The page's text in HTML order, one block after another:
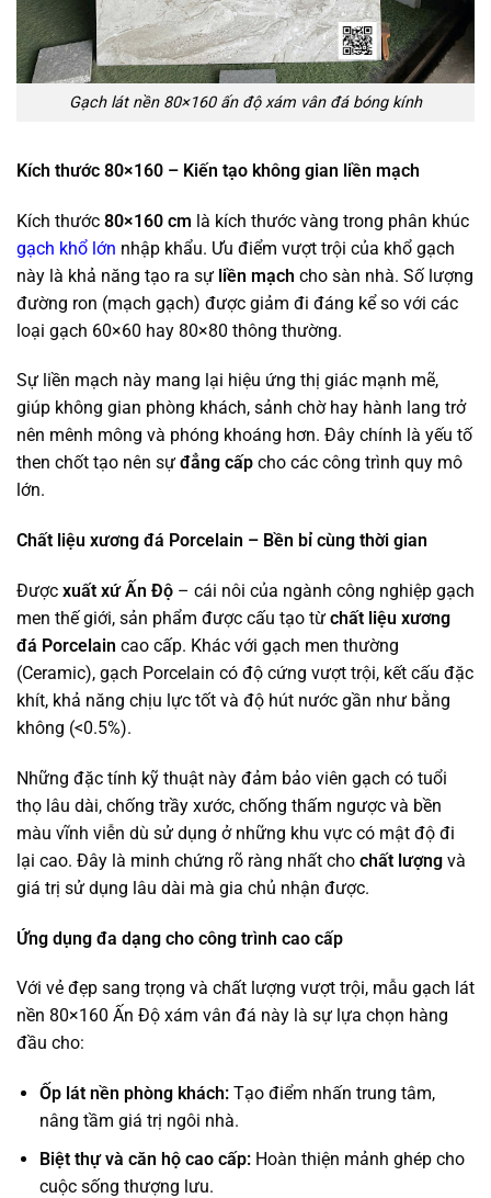
Gạch lát nền 80×160 ấn độ xám vân đá bóng kính
Kích thước 80×160 – Kiến tạo không gian liền mạch
Kích thước 80×160 cm là kích thước vàng trong phân khúc
gạch khổ lớn nhập khẩu. Ưu điểm vượt trội của khổ gạch
này là khả năng tạo ra sự liền mạch cho sàn nhà. Số lượng
đường ron (mạch gạch) được giảm đi đáng kể so với các
loại gạch 60×60 hay 80×80 thông thường.
Sự liền mạch này mang lại hiệu ứng thị giác mạnh mẽ,
giúp không gian phòng khách, sảnh chờ hay hành lang trở
nên mênh mông và phóng khoáng hơn. Đây chính là yếu tố
then chốt tạo nên sự đẳng cấp cho các công trình quy mô
lớn.
Chất liệu xương đá Porcelain – Bền bỉ cùng thời gian
Được xuất xứ Ấn Độ – cái nôi của ngành công nghiệp gạch
men thế giới, sản phẩm được cấu tạo từ chất liệu xương
đá Porcelain cao cấp. Khác với gạch men thường
(Ceramic), gạch Porcelain có độ cứng vượt trội, kết cấu đặc
khít, khả năng chịu lực tốt và độ hút nước gần như bằng
không (<0.5%).
Những đặc tính kỹ thuật này đảm bảo viên gạch có tuổi
thọ lâu dài, chống trầy xước, chống thấm ngược và bền
màu vĩnh viễn dù sử dụng ở những khu vực có mật độ đi
lại cao. Đây là minh chứng rõ ràng nhất cho chất lượng và
giá trị sử dụng lâu dài mà gia chủ nhận được.
Ứng dụng đa dạng cho công trình cao cấp
Với vẻ đẹp sang trọng và chất lượng vượt trội, mẫu gạch lát
nền 80×160 Ấn Độ xám vân đá này là sự lựa chọn hàng
đầu cho:
Ốp lát nền phòng khách:Tạo điểm nhấn trung tâm,
nâng tầm giá trị ngôi nhà.
Biệt thự và căn hộ cao cấp:Hoàn thiện mảnh ghép cho
cuộc sống thượng lưu.